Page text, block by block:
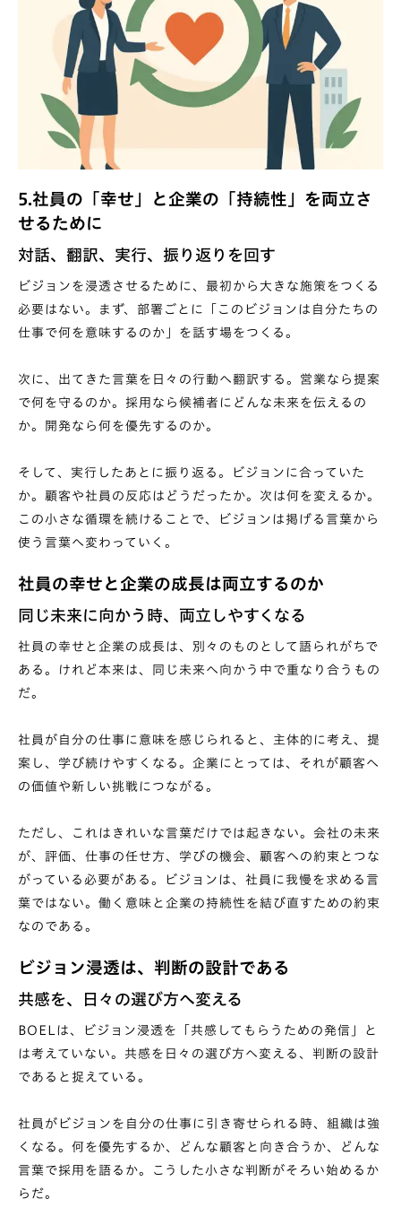
5.社員の「幸せ」と企業の「持続性」を両立さ
せるために
対話、翻訳、実行、振り返りを回す
ビジョンを浸透させるために、最初から大きな施策をつくる
必要はない。まず、部署ごとに「このビジョンは自分たちの
仕事で何を意味するのか」を話す場をつくる。
次に、出てきた言葉を日々の行動へ翻訳する。営業なら提案
で何を守るのか。採用なら候補者にどんな未来を伝えるの
か。開発なら何を優先するのか。
そして、実行したあとに振り返る。ビジョンに合っていた
か。顧客や社員の反応はどうだったか。次は何を変えるか。
この小さな循環を続けることで、ビジョンは掲げる言葉から
使う言葉へ変わっていく。
社員の幸せと企業の成長は両立するのか
同じ未来に向かう時、両立しやすくなる
社員の幸せと企業の成長は、別々のものとして語られがちで
ある。けれど本来は、同じ未来へ向かう中で重なり合うもの
だ。
社員が自分の仕事に意味を感じられると、主体的に考え、提
案し、学び続けやすくなる。企業にとっては、それが顧客へ
の価値や新しい挑戦につながる。
ただし、これはきれいな言葉だけでは起きない。会社の未来
が、評価、仕事の任せ方、学びの機会、顧客への約束とつな
がっている必要がある。ビジョンは、社員に我慢を求める言
葉ではない。働く意味と企業の持続性を結び直すための約束
なのである。
ビジョン浸透は、判断の設計である
共感を、日々の選び方へ変える
BOELは、ビジョン浸透を「共感してもらうための発信」と
は考えていない。共感を日々の選び方へ変える、判断の設計
であると捉えている。
社員がビジョンを自分の仕事に引き寄せられる時、組織は強
くなる。何を優先するか、どんな顧客と向き合うか、どんな
言葉で採用を語るか。こうした小さな判断がそろい始めるか
らだ。